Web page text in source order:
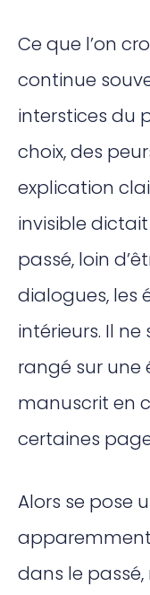
Ce que l’on
continue
interstices du
choix, des
explication
invisible
passé, loin
dialogues, les
intérieurs. Il ne
rangé sur une
manuscrit en
certaines
Alors se pose
apparemment
dans le